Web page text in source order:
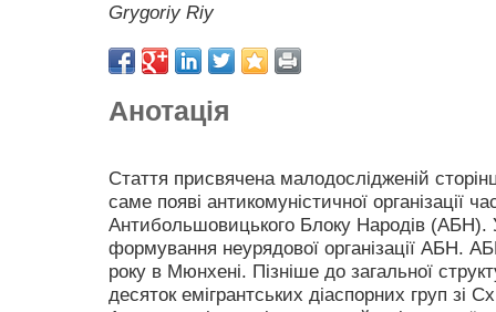
Grygoriy Riy
Анотація
Стаття присвячена малодослідженій
саме появі антикомуністичної організації
Антибольшовицького Блоку Народів (АБН).
формування неурядової організації АБН.
року в Мюнхені. Пізніше до загальної
десяток емігрантських діаспорних груп зі